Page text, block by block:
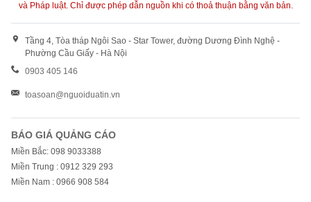
và Pháp luật. Chỉ được phép dẫn nguồn khi có thoả thuận bằng văn bản.
Tầng 4, Tòa tháp Ngôi Sao - Star Tower, đường Dương Đình Nghệ -
Phường Cầu Giấy - Hà Nội
0903 405 146
toasoan@nguoiduatin.vn
BÁO GIÁ QUẢNG CÁO
Miền Bắc: 098 9033388
Miền Trung : 0912 329 293
Miền Nam : 0966 908 584